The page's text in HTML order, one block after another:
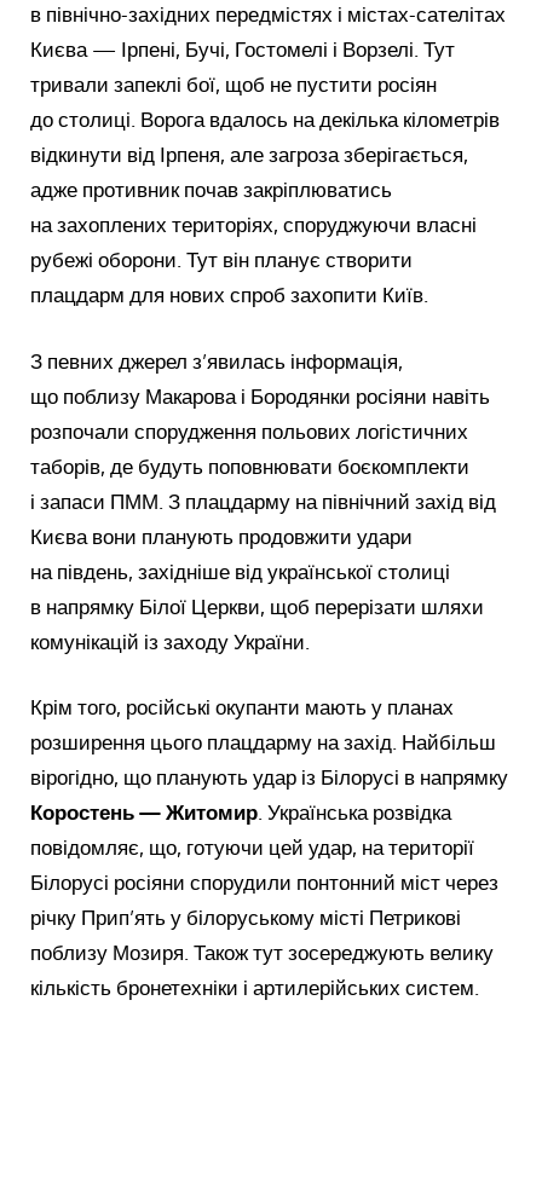
в північно-західних передмістях і містах-сателітах
Києва — Ірпені, Бучі, Гостомелі і Ворзелі. Тут
тривали запеклі бої, щоб не пустити росіян
до столиці. Ворога вдалось на декілька кілометрів
відкинути від Ірпеня, але загроза зберігається,
адже противник почав закріплюватись
на захоплених територіях, споруджуючи власні
рубежі оборони. Тут він планує створити
плацдарм для нових спроб захопити Київ.
З певних джерел з’явилась інформація,
що поблизу Макарова і Бородянки росіяни навіть
розпочали спорудження польових логістичних
таборів, де будуть поповнювати боєкомплекти
і запаси ПММ. З плацдарму на північний захід від
Києва вони планують продовжити удари
на південь, західніше від української столиці
в напрямку Білої Церкви, щоб перерізати шляхи
комунікацій із заходу України.
Крім того, російські окупанти мають у планах
розширення цього плацдарму на захід. Найбільш
вірогідно, що планують удар із Білорусі в напрямку
Коростень — Житомир . Українська розвідка
повідомляє, що, готуючи цей удар, на території
Білорусі росіяни спорудили понтонний міст через
річку Прип’ять у білоруському місті Петрикові
поблизу Мозиря. Також тут зосереджують велику
кількість бронетехніки і артилерійських систем.